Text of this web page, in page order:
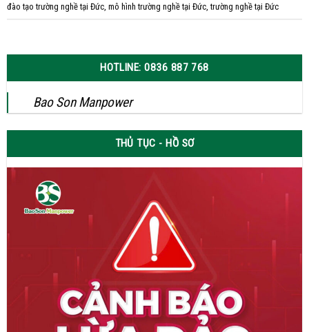
đào tạo trường nghề tại Đức mô hình trường nghề tại Đức ,trường nghề tại Đức
HOTLINE: 0836 887 768
Bao Son Manpower
THỦ TỤC - HỒ SƠ